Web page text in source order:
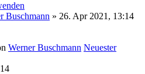
Buschmann » 26. Apr 2021, 13:14
Werner Buschmann Neuester